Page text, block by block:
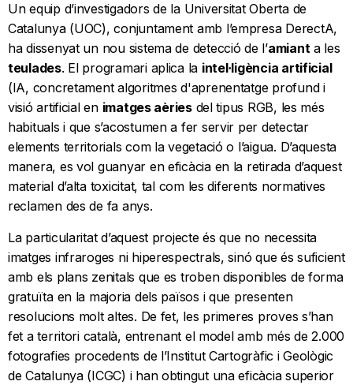
Un equip d’investigadors de la Universitat Oberta de
Catalunya (UOC), conjuntament amb l’empresa DerectA,
ha dissenyat un nou sistema de detecció de l’amianta les
teulades. El programari aplica la intel·ligència artificial
(IA, concretament algoritmes d'aprenentatge profund i
visió artificial en imatges aèriesdel tipus RGB, les més
habituals i que s’acostumen a fer servir per detectar
elements territorials com la vegetació o l’aigua. D’aquesta
manera, es vol guanyar en eficàcia en la retirada d’aquest
material d’alta toxicitat, tal com les diferents normatives
reclamen des de fa anys.
La particularitat d’aquest projecte és que no necessita
imatges infraroges ni hiperespectrals, sinó que és suficient
amb els plans zenitals que es troben disponibles de forma
gratuïta en la majoria dels països i que presenten
resolucions molt altes. De fet, les primeres proves s’han
fet a territori català, entrenant el model amb més de 2.000
fotografies procedents de l’Institut Cartogràfic i Geològic
de Catalunya (ICGC) i han obtingut una eficàcia superior